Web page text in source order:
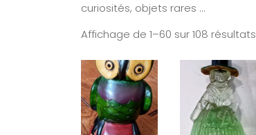
curiosités, objets rares …
Affichage de 1–60 sur 108 résultats